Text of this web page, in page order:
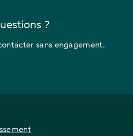
?
sans engagement.